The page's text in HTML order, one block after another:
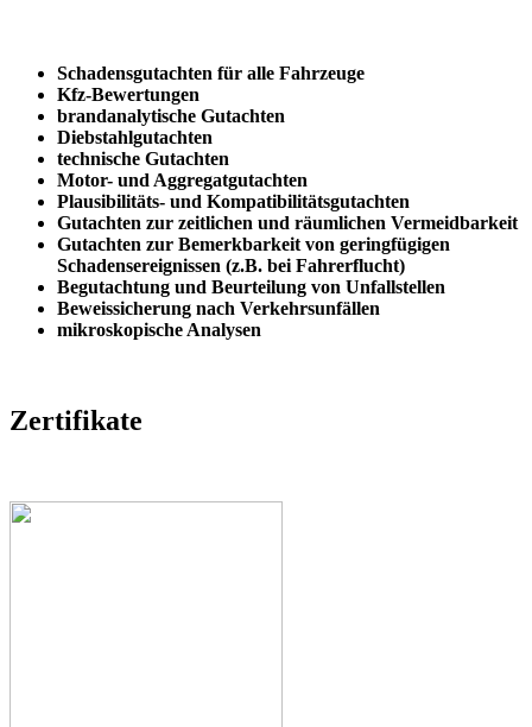
Schadensgutachten für alle Fahrzeuge
Kfz-Bewertungen
brandanalytische Gutachten
Diebstahlgutachten
technische Gutachten
Motor- und Aggregatgutachten
Plausibilitäts- und Kompatibilitätsgutachten
Gutachten zur zeitlichen und räumlichen Vermeidbarkeit
Gutachten zur Bemerkbarkeit von geringfügigen
Schadensereignissen (z.B. bei Fahrerflucht)
Begutachtung und Beurteilung von Unfallstellen
Beweissicherung nach Verkehrsunfällen
mikroskopische Analysen
Zertifikate